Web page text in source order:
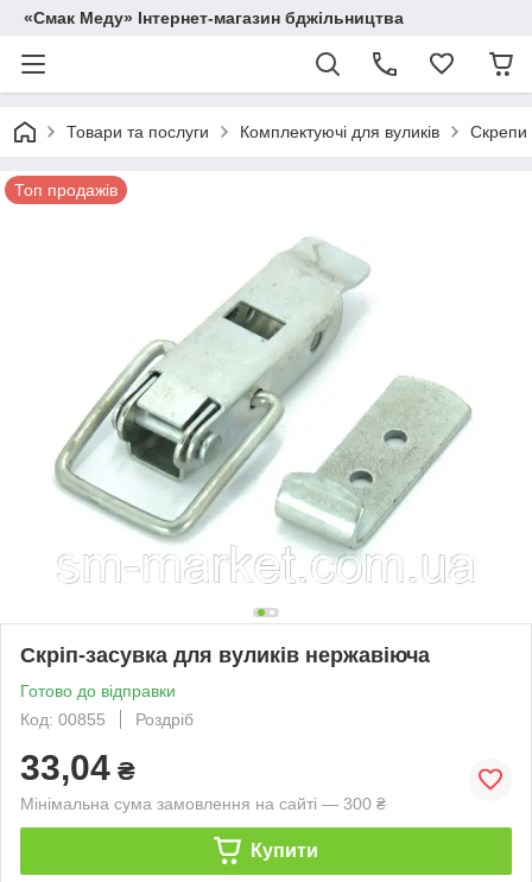
«Смак Меду» Інтернет-магазин бджільництва
Товари та послуги Комплектуючі для вуликів Скрепи
Топ продажів
Скріп-засувка для вуликів нержавіюча
Готово до відправки
Код: 00855
Роздріб
33,04 ₴
Мінімальна сума замовлення на сайті — 300 ₴
Купити